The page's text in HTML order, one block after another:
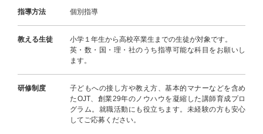
指導方法 個別指導
教える生徒
小学１年生から高校卒業生までの生徒が対象です。
英・数・国・理・社のうち指導可能な科目をお願いし
ます。
研修制度
子どもへの接し方や教え方、基本的マナーなどを含め
たOJT、創業29年のノウハウを凝縮した講師育成プロ
グラム。就職活動にも役立ちます。未経験の方も安心
してご応募ください。